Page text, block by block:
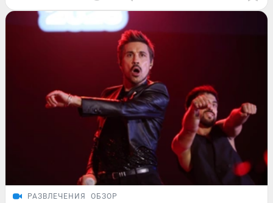
РАЗВЛЕЧЕНИЯ ОБЗОР